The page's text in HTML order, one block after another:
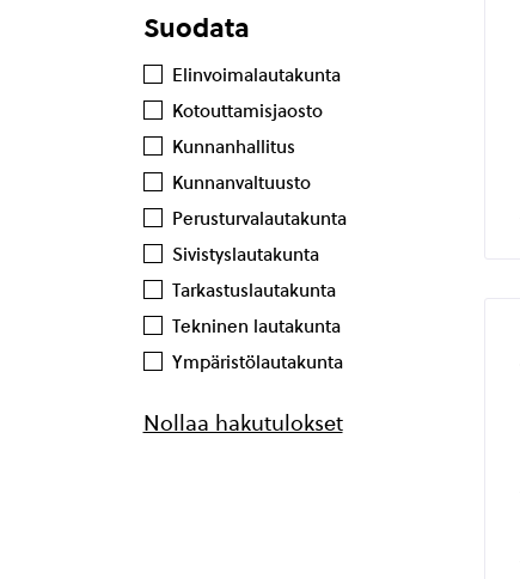
Suodata
Elinvoimalautakunta
Kotouttamisjaosto
Kunnanhallitus
Kunnanvaltuusto
Perusturvalautakunta
Sivistyslautakunta
Tarkastuslautakunta
Tekninen lautakunta
Ympäristölautakunta
Nollaa hakutulokset